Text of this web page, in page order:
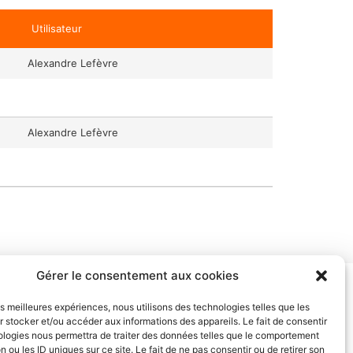
Gérer le consentement aux cookies
meilleures expériences, nous utilisons des technologies telles que les
stocker et/ou accéder aux informations des appareils. Le fait de consentir
nous permettra de traiter des données telles que le comportement
ou les ID uniques sur ce site. Le fait de ne pas consentir ou de retirer son
Utilisateur
Alexandre Lefèvre
Alexandre Lefèvre
qu’une sélection de jeux pour stimuler
de votre enfant.